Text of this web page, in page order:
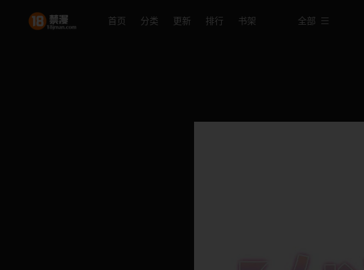
首页 分类 更新 排行 书架 全部